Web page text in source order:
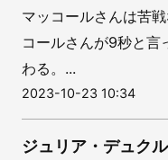
マッコールさんは苦
コールさんが9秒と言
わる。...
2023-10-23 10:34
ジュリア・デュク